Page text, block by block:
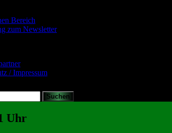
Bereich
zum Newsletter
/ Impressum
Uhr